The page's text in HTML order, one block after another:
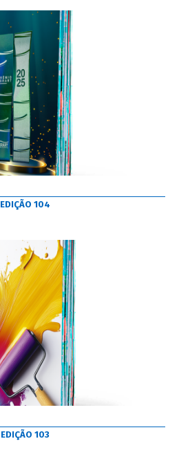
EDIÇÃO 104
EDIÇÃO 103